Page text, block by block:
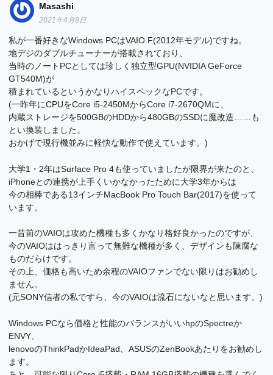
Masashi
2021年4月8日
私が一番好きなWindows PCはVAIO F(2012年モデル)ですね。
地デジのダブルチューナーが搭載されており、
当時のノートPCとしては珍しく独立型GPU(NVIDIA GeForce
GT540M)が
積まれているというかなりハイスペックなPCです。
(一昨年にCPUをCore i5-2450MからCore i7-2670QMに、
内蔵ストレージを500GBのHDDから480GBのSSDに魔改造……も
とい換装しました。
おかげで現行機並みに軽快な動作で使えています。)
大学1・2年はSurface Pro 4も使っていましたが限界が来たのと、
iPhoneとの連携が上手くいかなかったために大学3年からは
今の相棒である13インチMacBook Pro Touch Bar(2017)を使って
います。
一昔前のVAIOは攻めた機種も多くかなり格好良かったのですが、
今のVAIOははっきり言って無難な機種が多く、デザインも陳腐な
ものだらけです。
その上、価格も高いため余程のVAIOファンでない限りはお勧めし
ません。
(元SONY信者の私ですら、今のVAIOは流石にないなと思います。)
Windows PCなら価格と性能のバランスがいいhpのSpectreか
ENVY、
lenovoのThinkPadかIdeaPad、ASUSのZenBookあたりをお勧めし
ます。